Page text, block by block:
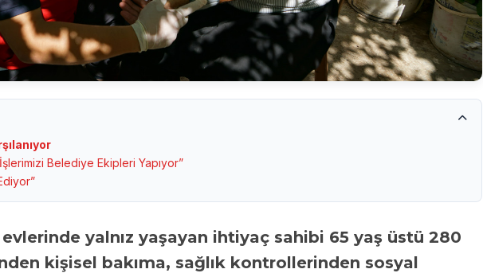
İşlerimizi Belediye Ekipleri Yapıyor”
kişisel bakıma, sağlık kontrollerinden sosyal